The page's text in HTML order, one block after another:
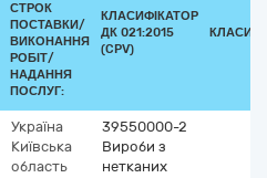
СТРОК
ПОСТАВКИ/
ВИКОНАННЯ
РОБІТ/
НАДАННЯ
ПОСЛУГ:
КЛАСИФІКАТОР
ДК 021:2015
(CPV)
Україна
Київська
область
39550000-2
Вироби з
нетканих